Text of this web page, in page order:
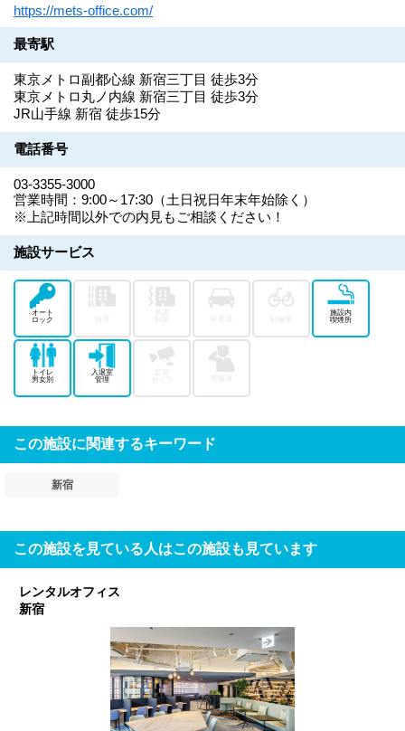
https://mets-office.com/
最寄駅
東京メトロ副都心線 新宿三丁目 徒歩3分
東京メトロ丸ノ内線 新宿三丁目 徒歩3分
JR山手線 新宿 徒歩15分
電話番号
03-3355-3000
営業時間：9:00～17:30（土日祝日年末年始除く）
※上記時間以外での内見もご相談ください！
施設サービス
オート
ロック
施設内
喫煙所
トイレ
男女別
入退室
管理
カメラ
この施設に関連するキーワード
新宿
この施設を見ている人はこの施設も見ています
レンタルオフィス
新宿